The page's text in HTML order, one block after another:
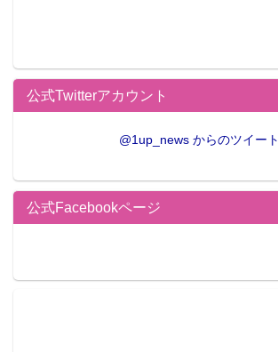
公式Twitterアカウント
@1up_news からのツイート
公式Facebookページ